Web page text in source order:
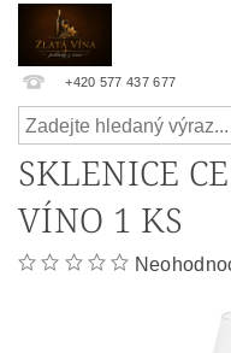
+420 577 437 677
SKLENICE
VÍNO 1 KS